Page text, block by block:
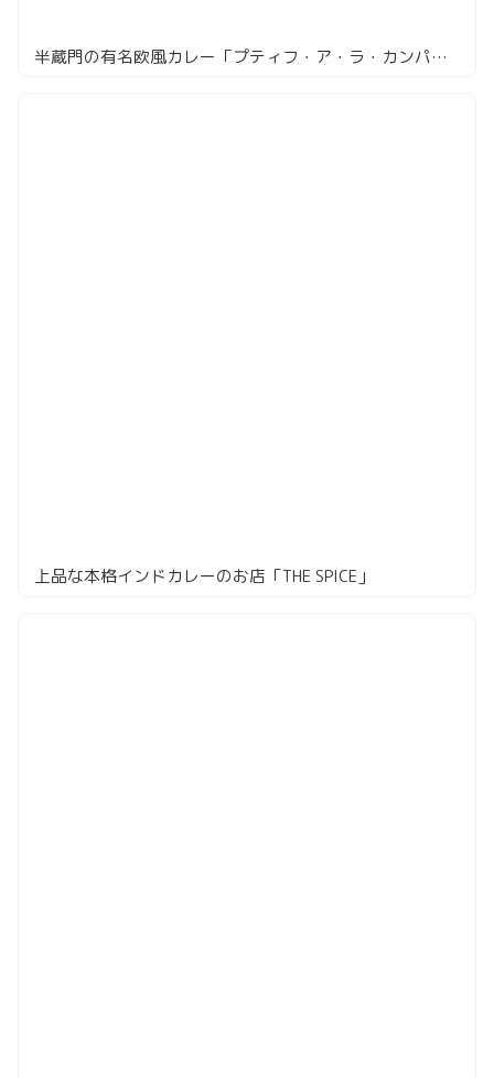
半蔵門の有名欧風カレー「プティフ・ア・ラ・カンパーニュ」
上品な本格インドカレーのお店「THE SPICE」